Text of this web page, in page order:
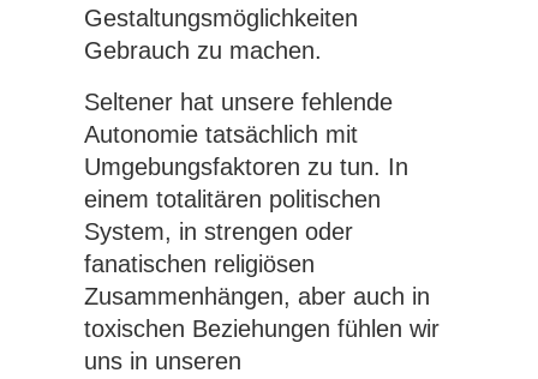
Gestaltungsmöglichkeiten
Gebrauch zu machen.
Seltener hat unsere fehlende
Autonomie tatsächlich mit
Umgebungsfaktoren zu tun. In
einem totalitären politischen
System, in strengen oder
fanatischen religiösen
Zusammenhängen, aber auch in
toxischen Beziehungen fühlen wir
uns in unseren